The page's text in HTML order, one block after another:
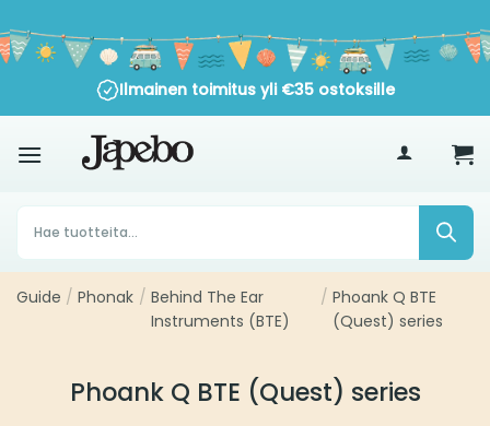
sisältöön
Ilmainen toimitus yli €35ostoksille
Products
search
Guide / Phonak / Behind The Ear
Instruments (BTE)
/ Phoank Q BTE
(Quest) series
Phoank Q BTE (Quest) series